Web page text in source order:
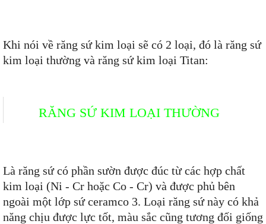
Khi nói về răng sứ kim loại sẽ có 2 loại, đó là răng sứ
kim loại thường và răng sứ kim loại Titan:
RĂNG SỨ KIM LOẠI THƯỜNG
Là răng sứ có phần sườn được đúc từ các hợp chất
kim loại (Ni - Cr hoặc Co - Cr) và được phủ bên
ngoài một lớp sứ ceramco 3. Loại răng sứ này có khả
năng chịu được lực tốt, màu sắc cũng tương đối giống